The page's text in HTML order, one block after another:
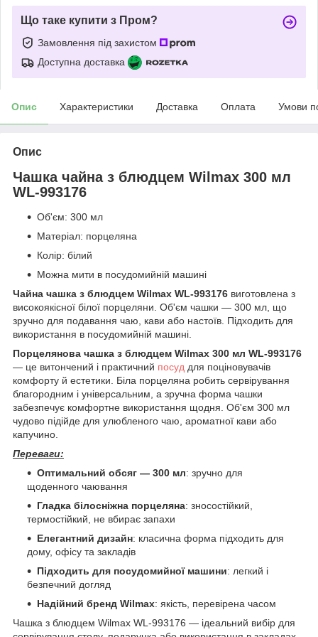
Що таке купити з Пром?
Замовлення під захистом
Доступна доставка
Опис Характеристики Доставка Оплата Умови
Опис
Чашка чайна з блюдцем Wilmax 300 мл
WL-993176
Об'єм: 300 мл
Матеріал: порцеляна
Колір: білий
Можна мити в посудомийній машині
Чайна чашка з блюдцем Wilmax WL-993176 виготовлена з
високоякісної білої порцеляни. Об'єм чашки — 300 мл, що
зручно для подавання чаю, кави або настоїв. Підходить для
використання в посудомийній машині.
Порцелянова чашка з блюдцем Wilmax 300 мл WL-993176
— це витончений і практичний посуд для поціновувачів
комфорту й естетики. Біла порцеляна робить сервірування
благородним і універсальним, а зручна форма чашки
забезпечує комфортне використання щодня. Об'єм 300 мл
чудово підійде для улюбленого чаю, ароматної кави або
капучино.
Переваги:
Оптимальний обсяг — 300 мл: зручно для
щоденного чаювання
Гладка білосніжна порцеляна: зносостійкий,
термостійкий, не вбирає запахи
Елегантний дизайн: класична форма підходить для
дому, офісу та закладів
Підходить для посудомийної машини: легкий і
безпечний догляд
Надійний бренд Wilmax: якість, перевірена часом
Чашка з блюдцем Wilmax WL-993176 — ідеальний вибір для